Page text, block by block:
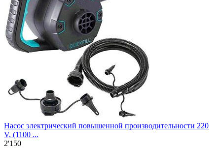
Насос электрический повышенной производительности 220
V, (1100 ...
2'150